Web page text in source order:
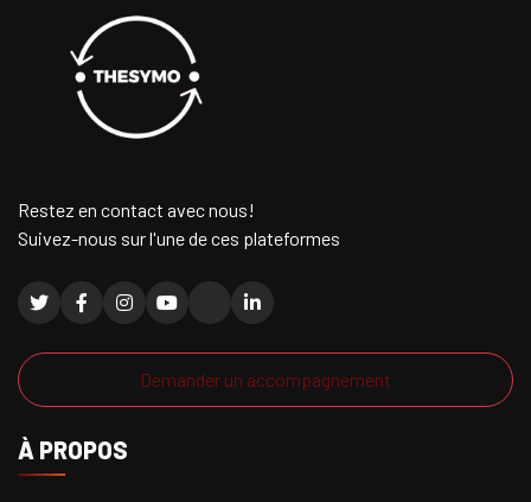
Restez en contact avec nous!
Suivez-nous sur l'une de ces plateformes
Demander un accompagnement
À PROPOS